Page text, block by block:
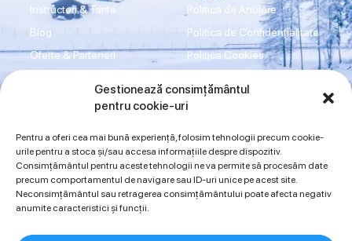
Gestionează consimțământul
pentru cookie-uri
Pentru a oferi cea mai bună experiență, folosim tehnologii precum cookie-
urile pentru a stoca și/sau accesa informațiile despre dispozitiv.
Consimțământul pentru aceste tehnologii ne va permite să procesăm date
precum comportamentul de navigare sau ID-uri unice pe acest site.
Neconsimțământul sau retragerea consimțământului poate afecta negativ
anumite caracteristici și funcții.
Instructori & Tarife
Blog
Oferte & Parteneri
Politica de Anulare
Politica de Confidențialitate
Politica Cookies
Imprint
Sună acum
0734942997